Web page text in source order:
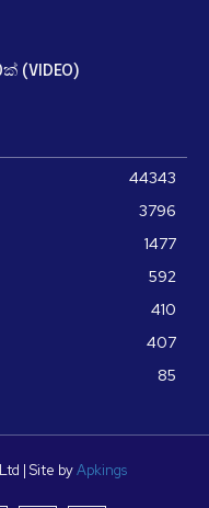
(VIDEO)
44343
3796
1477
592
410
407
85
| Site byApkings